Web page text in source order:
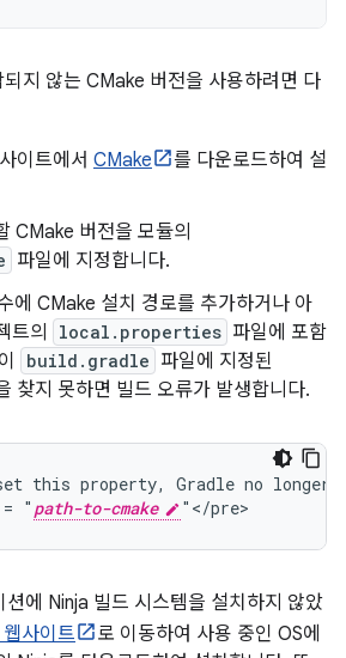
지 않는 CMake 버전을 사용하려면 다
이트에서 CMake
를 다운로드하여 설
CMake 버전을 모듈의
파일에 지정합니다.
에 CMake 설치 경로를 추가하거나 아
트의
local.properties 파일에 포함
build.gradle 파일에 지정된
찾지 못하면 빌드 오류가 발생합니다.
this property, Gradle no longer
= " path-to-cmake
션에 Ninja 빌드 시스템을 설치하지 않았
사이트
로 이동하여 사용 중인 OS에